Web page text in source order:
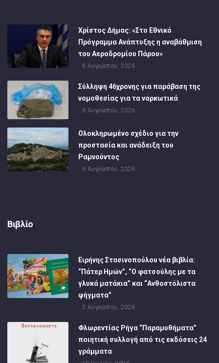
Χρίστος Δήμας: «Στο Εθνικό
Πρόγραμμα Ανάπτυξης η αναβάθμιση
του Αεροδρομίου Πάρου»
6 Αυγούστου, 2026
Σύλληψη 46χρονης για παράβαση της
νομοθεσίας για τα ναρκωτικά
6 Αυγούστου, 2026
Ολοκληρωμένο σχέδιο για την
προστασία και ανάδειξη του
Ραμνούντος
6 Αυγούστου, 2026
Βιβλίο
Ειρήνης Στασινοπούλου νέα βιβλία:
“Πάτερ Ημών”, “Ο φατσούλης με τα
γλυκά ματάκια” και “Ανθοστόλιστα
ψήγματα”
5 Αυγούστου, 2026
Φλωρεντίας Ρήγα “Παραμυθήματα”
ποιητική συλλογή από τις εκδόσεις 24
γράμματα